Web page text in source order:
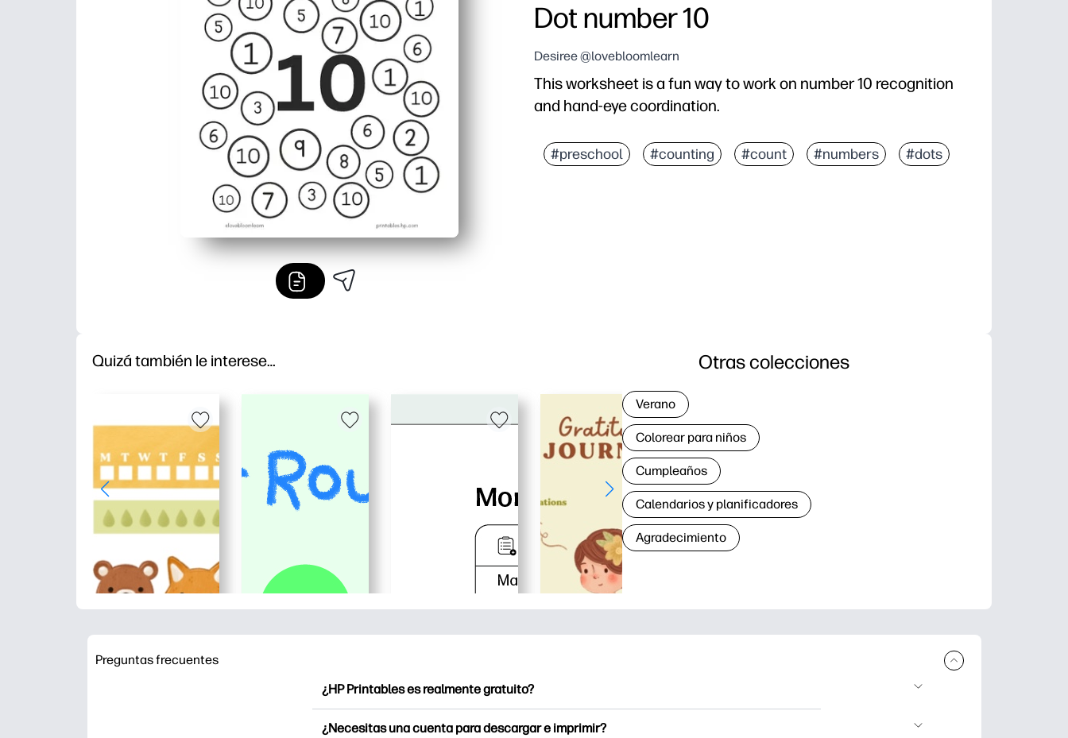
Dot number 10
Desiree @lovebloomlearn
This worksheet is a fun way to work on number 10 recognition
and hand-eye coordination.
#preschool #counting #count #numbers #dots
Quizá también le interese… Otras colecciones
Verano
Colorear para niños
Cumpleaños
Calendarios y planificadores
Agradecimiento
Preguntas frecuentes
¿HP Printables es realmente gratuito?
¿Necesitas una cuenta para descargar e imprimir?